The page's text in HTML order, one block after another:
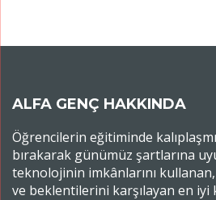
ALFA GENÇ HAKKINDA
Öğrencilerin eğitiminde
bırakarak günümüz şartlarına
teknolojinin imkânlarını
ve beklentilerini karşılayan en iyi